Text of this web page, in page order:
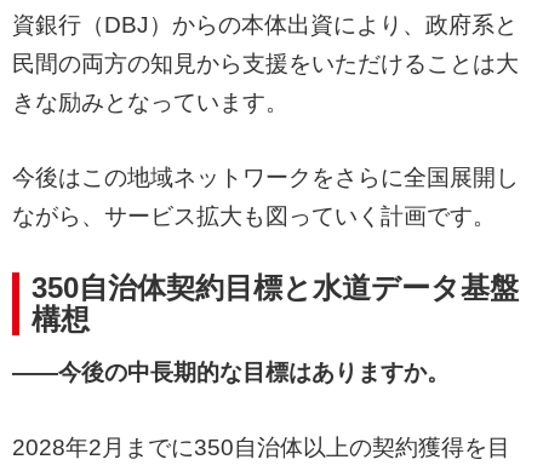
資銀行（DBJ）からの本体出資により、政府系と
民間の両方の知見から支援をいただけることは大
きな励みとなっています。
今後はこの地域ネットワークをさらに全国展開し
ながら、サービス拡大も図っていく計画です。
350自治体契約目標と水道データ基盤
構想
——今後の中長期的な目標はありますか。
2028年2月までに350自治体以上の契約獲得を目